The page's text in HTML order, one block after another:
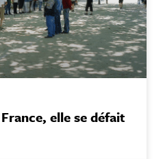
elle se défait